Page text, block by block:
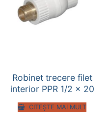
Robinet trecere filet
interior PPR 1/2 x 20
CITEȘTE MAI MULT